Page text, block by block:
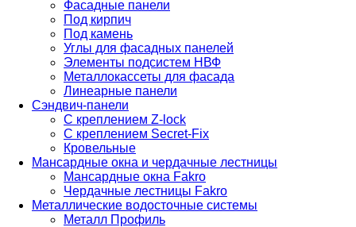
Фасадные панели
Под кирпич
Под камень
Углы для фасадных панелей
Элементы подсистем НВФ
Металлокассеты для фасада
Линеарные панели
Сэндвич-панели
С креплением Z-lock
С креплением Secret-Fix
Кровельные
Мансардные окна и чердачные лестницы
Мансардные окна Fakro
Чердачные лестницы Fakro
Металлические водосточные системы
Металл Профиль